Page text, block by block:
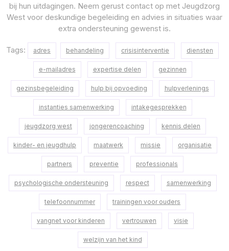
bij hun uitdagingen. Neem gerust contact op met Jeugdzorg
West voor deskundige begeleiding en advies in situaties waar
extra ondersteuning gewenst is.
Tags: adres behandeling crisisinterventie diensten
e-mailadres expertise delen gezinnen
gezinsbegeleiding hulp bij opvoeding hulpverlenings
instanties samenwerking intakegesprekken
jeugdzorg west jongerencoaching kennis delen
kinder- en jeugdhulp maatwerk missie organisatie
partners preventie professionals
psychologische ondersteuning respect samenwerking
telefoonnummer trainingen voor ouders
vangnet voor kinderen vertrouwen visie
welzijn van het kind